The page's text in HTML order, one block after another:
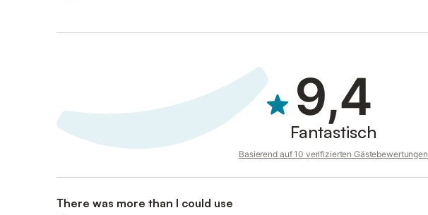
9,4
Fantastisch
Basierend auf 10 verifizierten Gästebewertungen
There was more than I could use